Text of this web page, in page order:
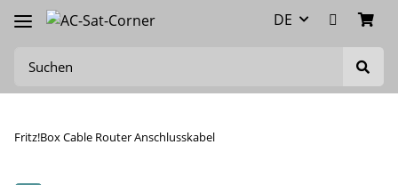
DE
Fritz!Box Cable Router Anschlusskabel